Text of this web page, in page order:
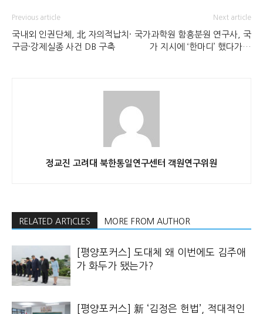
Previous article
국내외 인권단체, 北 자의적납치·
구금·강제실종 사건 DB 구축
Next article
국가과학원 함흥분원 연구사, 국
가 지시에 ‘한마디’ 했다가…
정교진 고려대 북한통일연구센터 객원연구위원
RELATED ARTICLES MORE FROM AUTHOR
[평양포커스] 도대체 왜 이번에도 김주애
가 화두가 됐는가?
[평양포커스] 新 ‘김정은 헌법’, 적대적인